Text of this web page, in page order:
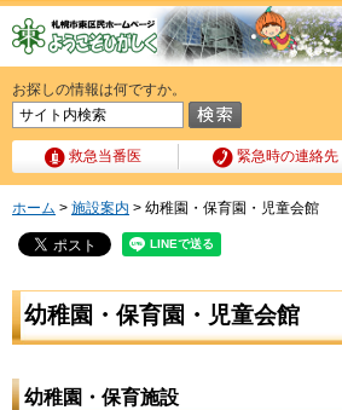
お探しの情報は何ですか。
救急当番医 緊急時の連絡先
ホーム > 施設案内 > 幼稚園・保育園・児童会館
幼稚園・保育園・児童会館
幼稚園・保育施設